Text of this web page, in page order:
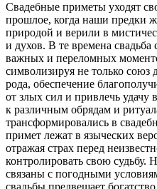
Свадебные приметы уходят
прошлое, когда наши предки
природой и верили в
и духов. В те времена
важных и переломных
символизируя не только союз
рода, обеспечение
от злых сил и привлечь
к различным обрядам и
трансформировались в
примет лежат в языческих
отражая страх перед
контролировать свою
связаны с погодными
свадьбы предвещает